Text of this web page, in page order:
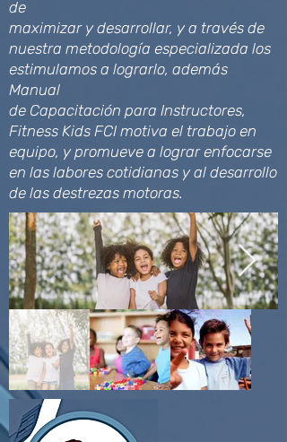
de
maximizar y desarrollar, y a través de
nuestra metodología especializada los
estimulamos a lograrlo, además
Manual
de Capacitación para Instructores,
Fitness Kids FCI motiva el trabajo en
equipo, y promueve a lograr enfocarse
en las labores cotidianas y al desarrollo
de las destrezas motoras.